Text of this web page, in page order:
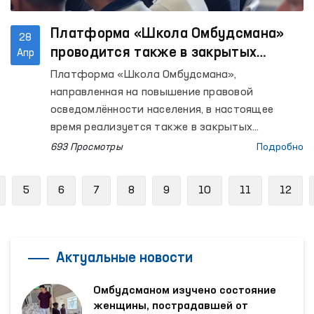
28
Апр
Платформа «Школа Омбудсмана»
проводится также в закрытых
учреждениях, где содержатся лица
с ограниченной свободой
передвижения
Платформа «Школа Омбудсмана»,
направленная на повышение правовой
осведомлённости населения, в настоящее
время реализуется также в закрытых
учреждениях, где содержатся лица с
693 Просмотры Подробно
5 6 7 8 9 10 11 12
Актуальные новости
Омбудсманом изучено состояние
женщины, пострадавшей от